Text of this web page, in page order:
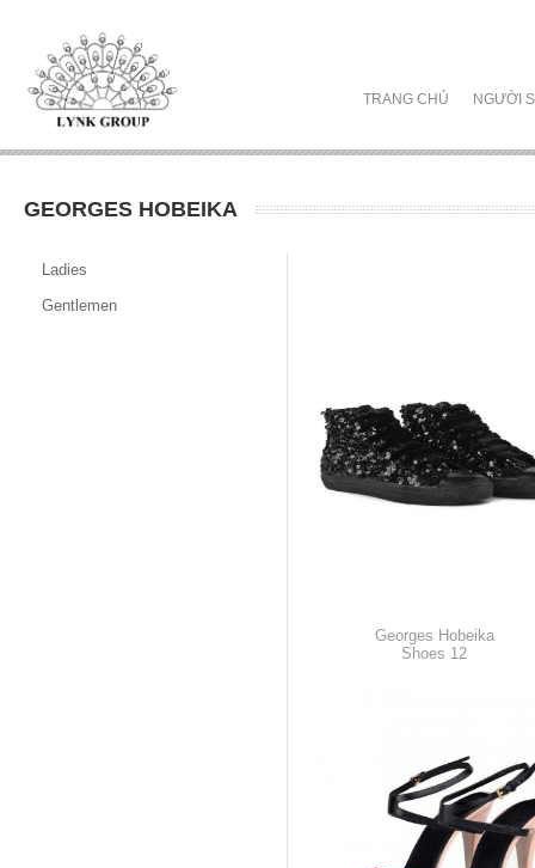
TRANG CHỦ NGƯỜI
GEORGES HOBEIKA
Ladies
Gentlemen
Georges Hobeika
Shoes 12